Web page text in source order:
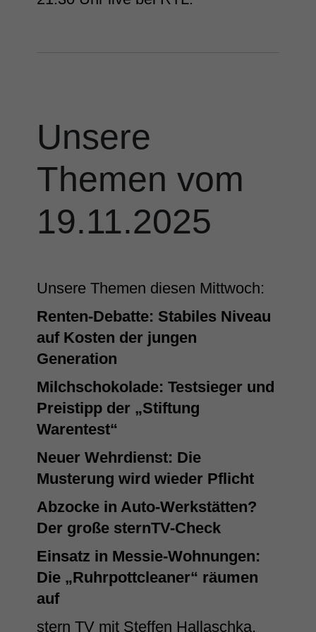
Unsere
Themen vom
19.11.2025
Unsere Themen diesen Mittwoch:
Renten-Debatte: Stabiles Niveau
auf Kosten der jungen
Generation
Milchschokolade: Testsieger und
Preistipp der „Stiftung
Warentest“
Neuer Wehrdienst: Die
Musterung wird wieder Pflicht
Abzocke in Auto-Werkstätten?
Der große sternTV-Check
Einsatz in Messie-Wohnungen:
Die „Ruhrpottcleaner“ räumen
auf
stern TV mit Steffen Hallaschka,